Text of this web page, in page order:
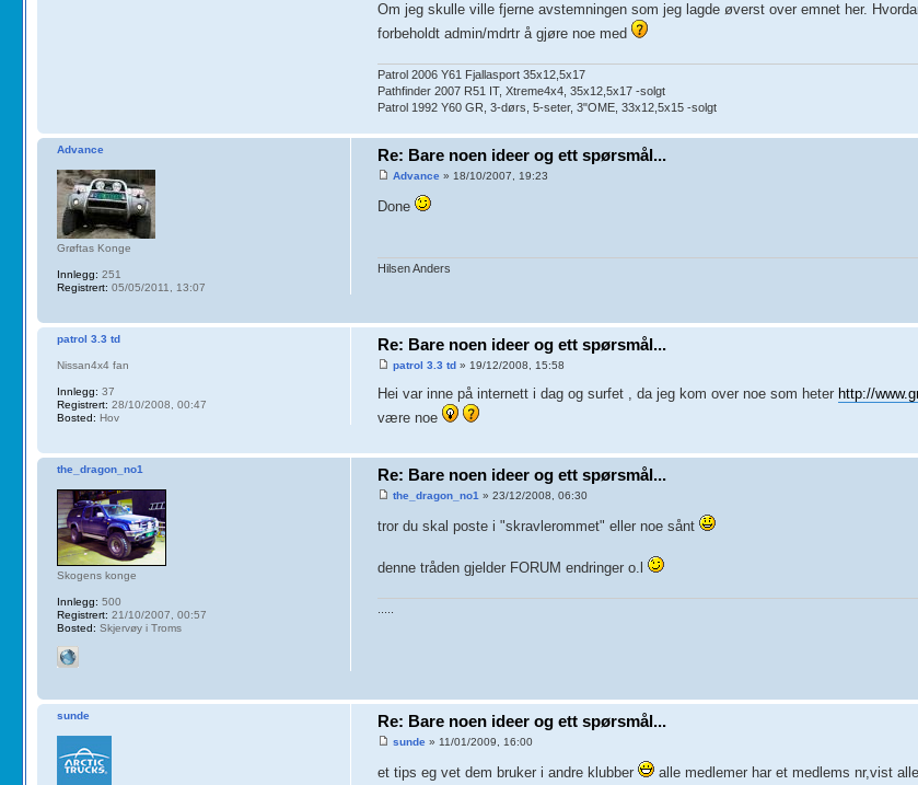
Om jeg skulle ville fjerne avstemningen som jeg lagde øverst over emnet her.
forbeholdt admin/mdrtr å gjøre noe med
Patrol 2006 Y61 Fjallasport 35x12,5x17
Pathfinder 2007 R51 IT, Xtreme4x4, 35x12,5x17 -solgt
Patrol 1992 Y60 GR, 3-dørs, 5-seter, 3"OME, 33x12,5x15 -solgt
Re: Bare noen ideer og ett spørsmål...
Advance » 18/10/2007, 19:23
Done
Hilsen Anders
Advance
Grøftas Konge
Innlegg: 251
Registrert: 05/05/2011, 13:07
Re: Bare noen ideer og ett spørsmål...
patrol 3.3 td » 19/12/2008, 15:58
Hei var inne på internett i dag og surfet , da jeg kom over noe som heter http://
være noe
patrol 3.3 td
Nissan4x4 fan
Innlegg: 37
Registrert: 28/10/2008, 00:47
Bosted: Hov
Re: Bare noen ideer og ett spørsmål...
the_dragon_no1 » 23/12/2008, 06:30
tror du skal poste i "skravlerommet" eller noe sånt
denne tråden gjelder FORUM endringer o.l
the_dragon_no1
Skogens konge
Innlegg: 500
Registrert: 21/10/2007, 00:57
Bosted: Skjervøy i Troms
Re: Bare noen ideer og ett spørsmål...
sunde » 11/01/2009, 16:00
et tips eg vet dem bruker i andre klubber
alle medlemer har et medlems nr,vist
sunde